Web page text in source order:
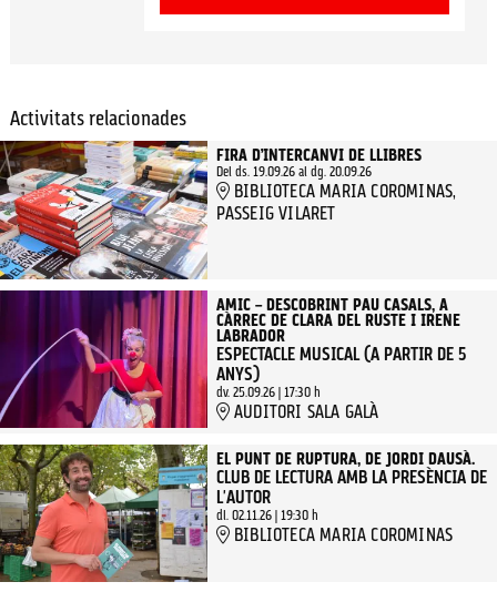
Activitats relacionades
FIRA D’INTERCANVI DE LLIBRES
Del ds. 19.09.26al dg. 20.09.26
BIBLIOTECA MARIA COROMINAS,
PASSEIG VILARET
AMIC – DESCOBRINT PAU CASALS, A
CÀRREC DE CLARA DEL RUSTE I IRENE
LABRADOR
ESPECTACLE MUSICAL (A PARTIR DE 5
ANYS)
dv. 25.09.26| 17:30 h
AUDITORI SALA GALÀ
EL PUNT DE RUPTURA, DE JORDI DAUSÀ.
CLUB DE LECTURA AMB LA PRESÈNCIA DE
L'AUTOR
dl. 02.11.26| 19:30 h
BIBLIOTECA MARIA COROMINAS